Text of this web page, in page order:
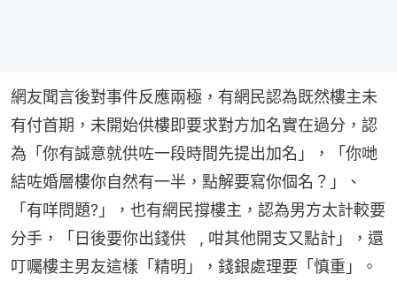
網友聞言後對事件反應兩極，有網民認為既然樓主未
有付首期，未開始供樓即要求對方加名實在過分，認
為「你有誠意就供咗一段時間先提出加名」，「你哋
結咗婚層樓你自然有一半，點解要寫你個名？」、
「有咩問題?」，也有網民撐樓主，認為男方太計較要
分手，「日後要你出錢供   , 咁其他開支又點計」，還
叮囑樓主男友這樣「精明」，錢銀處理要「慎重」。